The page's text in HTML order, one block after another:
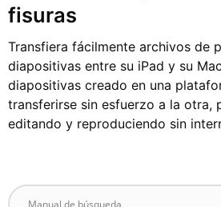
fisuras
Transfiera fácilmente archivos de
diapositivas entre su iPad y su
diapositivas creado en una
transferirse sin esfuerzo a la otra,
editando y reproduciendo sin